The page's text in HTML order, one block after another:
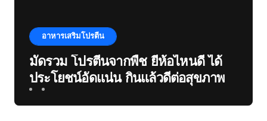
อาหารเสริมโปรตีน
มัดรวม โปรตีนจากพืช ยี่ห้อไหนดี ได้
ประโยชน์อัดแน่น กินแล้วดีต่อสุขภาพ